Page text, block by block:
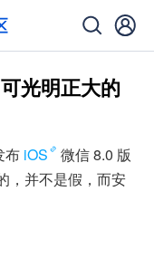
光明正大的
布 iOS
微信 8.0 版
，并不是假，而安